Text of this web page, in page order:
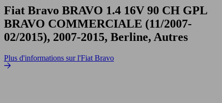
Fiat Bravo BRAVO 1.4 16V 90 CH GPL
BRAVO COMMERCIALE (11/2007-
02/2015), 2007-2015, Berline, Autres
Plus d'informations sur l'Fiat Bravo